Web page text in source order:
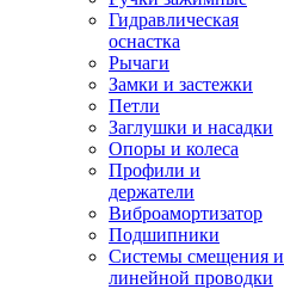
Гидравлическая
оснастка
Рычаги
Замки и застежки
Петли
Заглушки и насадки
Опоры и колеса
Профили и
держатели
Виброамортизатор
Подшипники
Системы смещения и
линейной проводки